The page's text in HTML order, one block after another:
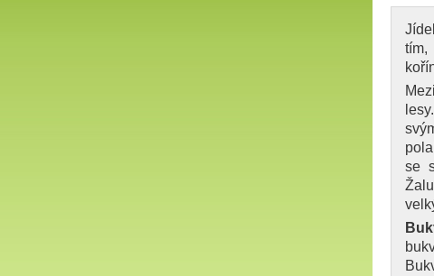
tím,
se